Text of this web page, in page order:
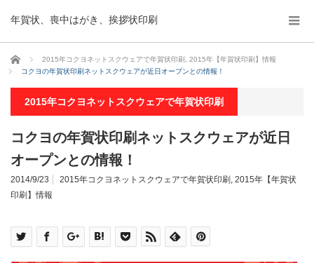
年賀状、喪中はがき、挨拶状印刷
ホーム 2015年コクヨネットスクウェアで年賀状印刷
2015年【年賀状印刷】情報
コクヨの年賀状印刷ネットスクウェアが近日オープンとの情報！
2015年コクヨネットスクウェアで年賀状印刷
コクヨの年賀状印刷ネットスクウェアが近日
オープンとの情報！
2014/9/23 2015年コクヨネットスクウェアで年賀状印刷 , 2015年【年賀状
印刷】情報